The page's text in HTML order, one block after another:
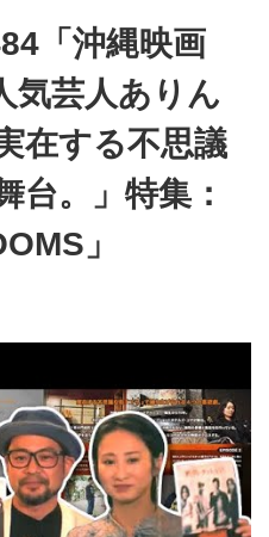
「沖縄映画
気芸人ありん
在する不思議
台。」特集：
」